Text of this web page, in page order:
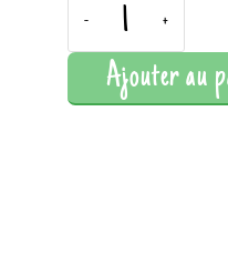
- +
Ajouter au